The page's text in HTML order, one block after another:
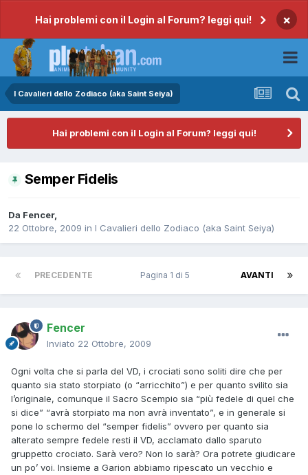
Hai problemi con il Login al Forum? leggi qui! ×
I Cavalieri dello Zodiaco (aka Saint Seiya)
Hai problemi con il Login al Forum? leggi qui!
Semper Fidelis
Da Fencer,
22 Ottobre, 2009 in I Cavalieri dello Zodiaco (aka Saint Seiya)
PRECEDENTE AVANTI
Pagina 1 di 5
Fencer
Inviato 22 Ottobre, 2009
Ogni volta che si parla del VD, i crociati sono soliti dire che per
quanto sia stato storpiato (o “arricchito”) e per quanto svilito sia
l’originale, comunque il Sacro Scempio sia “più fedele di quel che
si dice” “avrà storpiato ma non avrà inventato”, e in generale si
pone lo schermo del “semper fidelis” ovvero per quanto sia
alterato sempre fedele resti il VD, acclamato dallo sparuto
gruppetto crociato. Sarà vero? Non lo sarà? Ora potrete giudicare
un po’ voi. Insieme a Garion abbiamo ripescato un vecchio e